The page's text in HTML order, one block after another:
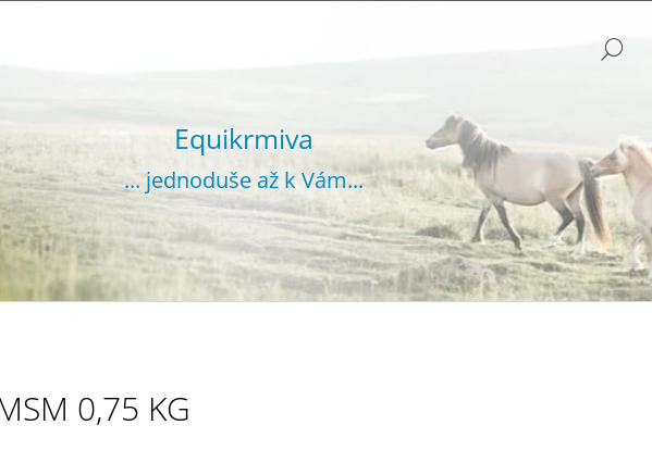
Equikrmiva
... jednoduše až k Vám...
0,75 KG
CO POTŘEBUJETE NAJÍT?
HLEDAT
DOPORUČUJEME